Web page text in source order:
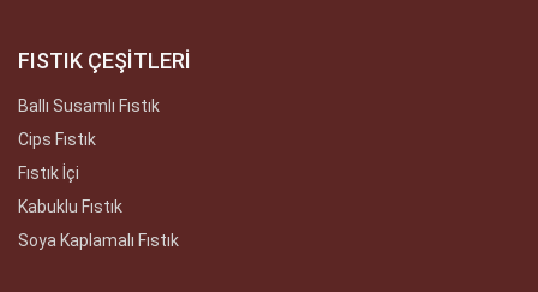
FISTIK ÇEŞİTLERİ
Ballı Susamlı Fıstık
Cips Fıstık
Fıstık İçi
Kabuklu Fıstık
Soya Kaplamalı Fıstık